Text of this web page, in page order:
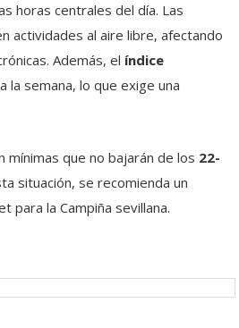
horas centrales del día. Las
actividades al aire libre, afectando
Además, el índice
la semana, lo que exige una
mínimas que no bajarán de los 22-
situación, se recomienda un
para la Campiña sevillana.